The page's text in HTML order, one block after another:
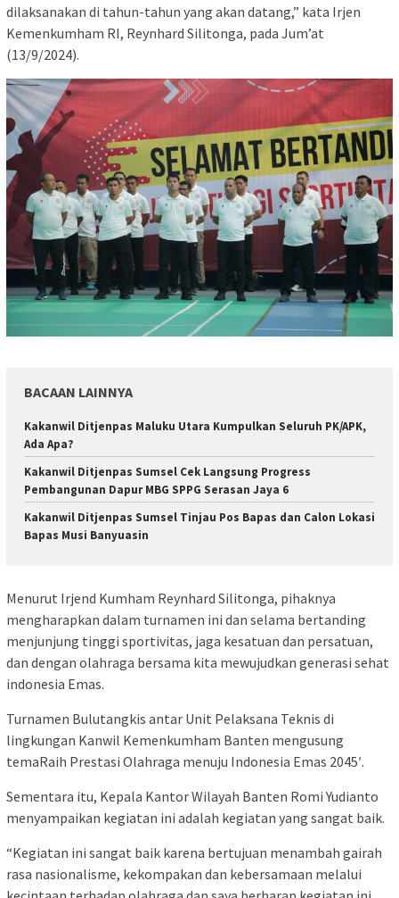
dilaksanakan di tahun-tahun yang akan datang,” kata Irjen
Kemenkumham RI, Reynhard Silitonga, pada Jum’at
(13/9/2024).
BACAAN LAINNYA
Kakanwil Ditjenpas Maluku Utara Kumpulkan Seluruh PK/APK,
Ada Apa?
Kakanwil Ditjenpas Sumsel Cek Langsung Progress
Pembangunan Dapur MBG SPPG Serasan Jaya 6
Kakanwil Ditjenpas Sumsel Tinjau Pos Bapas dan Calon Lokasi
Bapas Musi Banyuasin
Menurut Irjend Kumham Reynhard Silitonga, pihaknya
mengharapkan dalam turnamen ini dan selama bertanding
menjunjung tinggi sportivitas, jaga kesatuan dan persatuan,
dan dengan olahraga bersama kita mewujudkan generasi sehat
indonesia Emas.
Turnamen Bulutangkis antar Unit Pelaksana Teknis di
lingkungan Kanwil Kemenkumham Banten mengusung
temaRaih Prestasi Olahraga menuju Indonesia Emas 2045′.
Sementara itu, Kepala Kantor Wilayah Banten Romi Yudianto
menyampaikan kegiatan ini adalah kegiatan yang sangat baik.
“Kegiatan ini sangat baik karena bertujuan menambah gairah
rasa nasionalisme, kekompakan dan kebersamaan melalui